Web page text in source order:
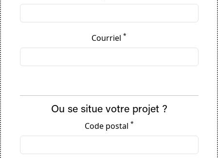
Courriel *
Ou se situe votre projet ?
Code postal *